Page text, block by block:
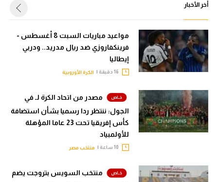
أخر الأخبار
مواعيد مباريات السبت 8 أغسطس -
فرينكفاروزي ضد ريال مدريد.. ودربي
إيطاليا
الكرة الأوروبية
مصدر من اتحاد الكرة لـ في
الجول: ننتظر ردا رسميا بشأن استضافة
كأس إفريقيا تحت 23 عاما المؤهلة
للأولمبياد
منتخب مصر
منتخب السويس بتروجت يضم